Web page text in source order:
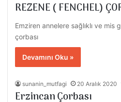
REZENE ( FENCHEL)
Emziren annelere sağlıklı ve
çorbası
Devamını Oku »
sunanin_mutfagi 20 Aralık 2020
Erzincan Çorbası